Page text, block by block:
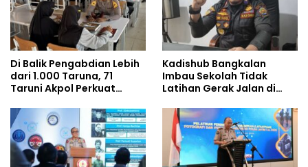
Di Balik Pengabdian Lebih
dari 1.000 Taruna, 71
Taruni Akpol Perkuat
Siswa Sekolah Rakyat
Kadishub Bangkalan
Imbau Sekolah Tidak
Latihan Gerak Jalan di